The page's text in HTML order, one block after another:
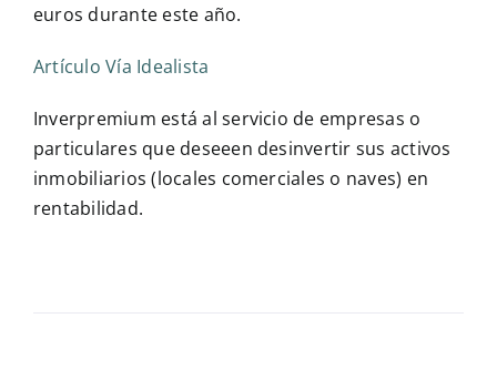
euros durante este año.
Artículo Vía Idealista
Inverpremium está al servicio de empresas o
particulares que deseeen desinvertir sus activos
inmobiliarios (locales comerciales o naves) en
rentabilidad.